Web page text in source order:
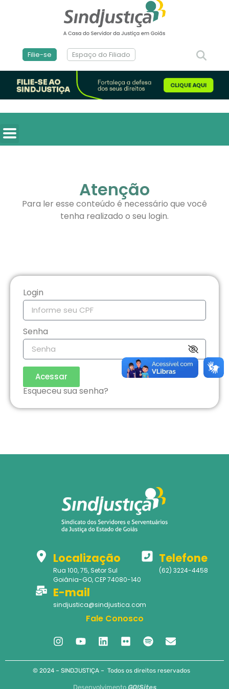
Filie-se Espaço do Filiado
Atenção
Para ler esse conteúdo é necessário que você
tenha realizado o seu login.
Login
Senha
Acessar
Esqueceu sua senha?
Localização
Rua 100, 75, Setor Sul
Goiânia-GO, CEP 74080-140
Telefone
(62) 3224-4458
E-mail
sindjustica@sindjustica.com
Fale Conosco
© 2024 – SINDJUSTIÇA – Todos os direitos reservados
Desenvolvimento GO!Sites